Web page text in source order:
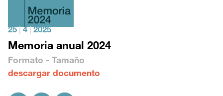
25 4 2025
Memoria anual 2024
Formato - Tamaño
descargar documento